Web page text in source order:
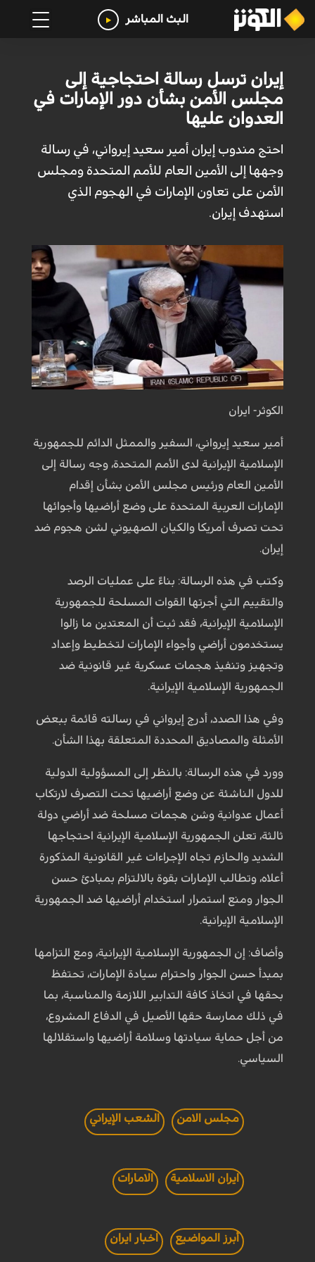
البث المباشر
إيران ترسل رسالة احتجاجية إلى
مجلس الأمن بشأن دور الإمارات في
العدوان عليها
احتج مندوب إيران أمير سعيد إيرواني، في رسالة
وجهها إلى الأمين العام للأمم المتحدة ومجلس
الأمن على تعاون الإمارات في الهجوم الذي
استهدف إيران.
الکوثر- ایران
أمير سعيد إيرواني، السفير والممثل الدائم للجمهورية
الإسلامية الإيرانية لدى الأمم المتحدة، وجه رسالة إلى
الأمين العام ورئيس مجلس الأمن بشأن إقدام
الإمارات العربية المتحدة على وضع أراضيها وأجوائها
تحت تصرف أمريكا والكيان الصهيوني لشن هجوم ضد
إيران.
وكتب في هذه الرسالة: بناءً على عمليات الرصد
والتقييم التي أجرتها القوات المسلحة للجمهورية
الإسلامية الإيرانية، فقد ثبت أن المعتدين ما زالوا
يستخدمون أراضي وأجواء الإمارات لتخطيط وإعداد
وتجهيز وتنفيذ هجمات عسكرية غير قانونية ضد
الجمهورية الإسلامية الإيرانية.
وفي هذا الصدد، أدرج إيرواني في رسالته قائمة ببعض
الأمثلة والمصاديق المحددة المتعلقة بهذا الشأن.
وورد في هذه الرسالة: بالنظر إلى المسؤولية الدولية
للدول الناشئة عن وضع أراضيها تحت التصرف لارتكاب
أعمال عدوانية وشن هجمات مسلحة ضد أراضي دولة
ثالثة، تعلن الجمهورية الإسلامية الإيرانية احتجاجها
الشديد والحازم تجاه الإجراءات غير القانونية المذكورة
أعلاه، وتطالب الإمارات بقوة بالالتزام بمبادئ حسن
الجوار ومنع استمرار استخدام أراضيها ضد الجمهورية
الإسلامية الإيرانية.
وأضاف: إن الجمهورية الإسلامية الإيرانية، ومع التزامها
بمبدأ حسن الجوار واحترام سيادة الإمارات، تحتفظ
بحقها في اتخاذ كافة التدابير اللازمة والمناسبة، بما
في ذلك ممارسة حقها الأصيل في الدفاع المشروع،
من أجل حماية سيادتها وسلامة أراضيها واستقلالها
السياسي.
مجلس الامن الشعب الإيراني
ايران الاسلامية الامارات
أبرز المواضيع اخبار ايران